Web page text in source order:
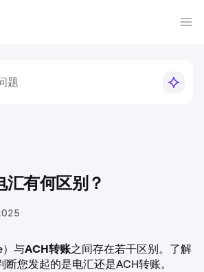
有何区别？
）与ACH转账之间存在若干区别。了解
您发起的是电汇还是ACH转账。